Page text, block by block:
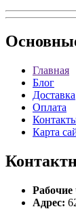
Главная
Блог
Доставка
Оплата
Карта
Адрес: